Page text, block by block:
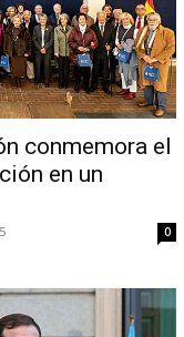
conmemora el
en un
0